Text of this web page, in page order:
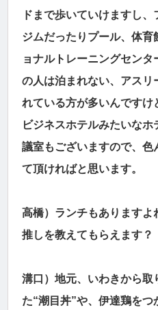
ドまで歩いていけますし、
ジムだったりプール、体
ョナルトレーニングセン
の人は泊まれない、アスリ
れている方が多いんですけ
ビジネスホテルみたいな
議室もございますので、色
て頂ければと思います。
高橋）ランチもあります
推しを教えてもらえます？
溝口）地元、いわきから取
た“潮目丼”や、伊達鶏を